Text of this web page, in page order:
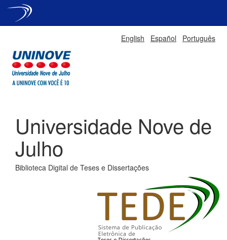
English Español Português
Universidade Nove de
Julho
Biblioteca Digital de Teses e Dissertações